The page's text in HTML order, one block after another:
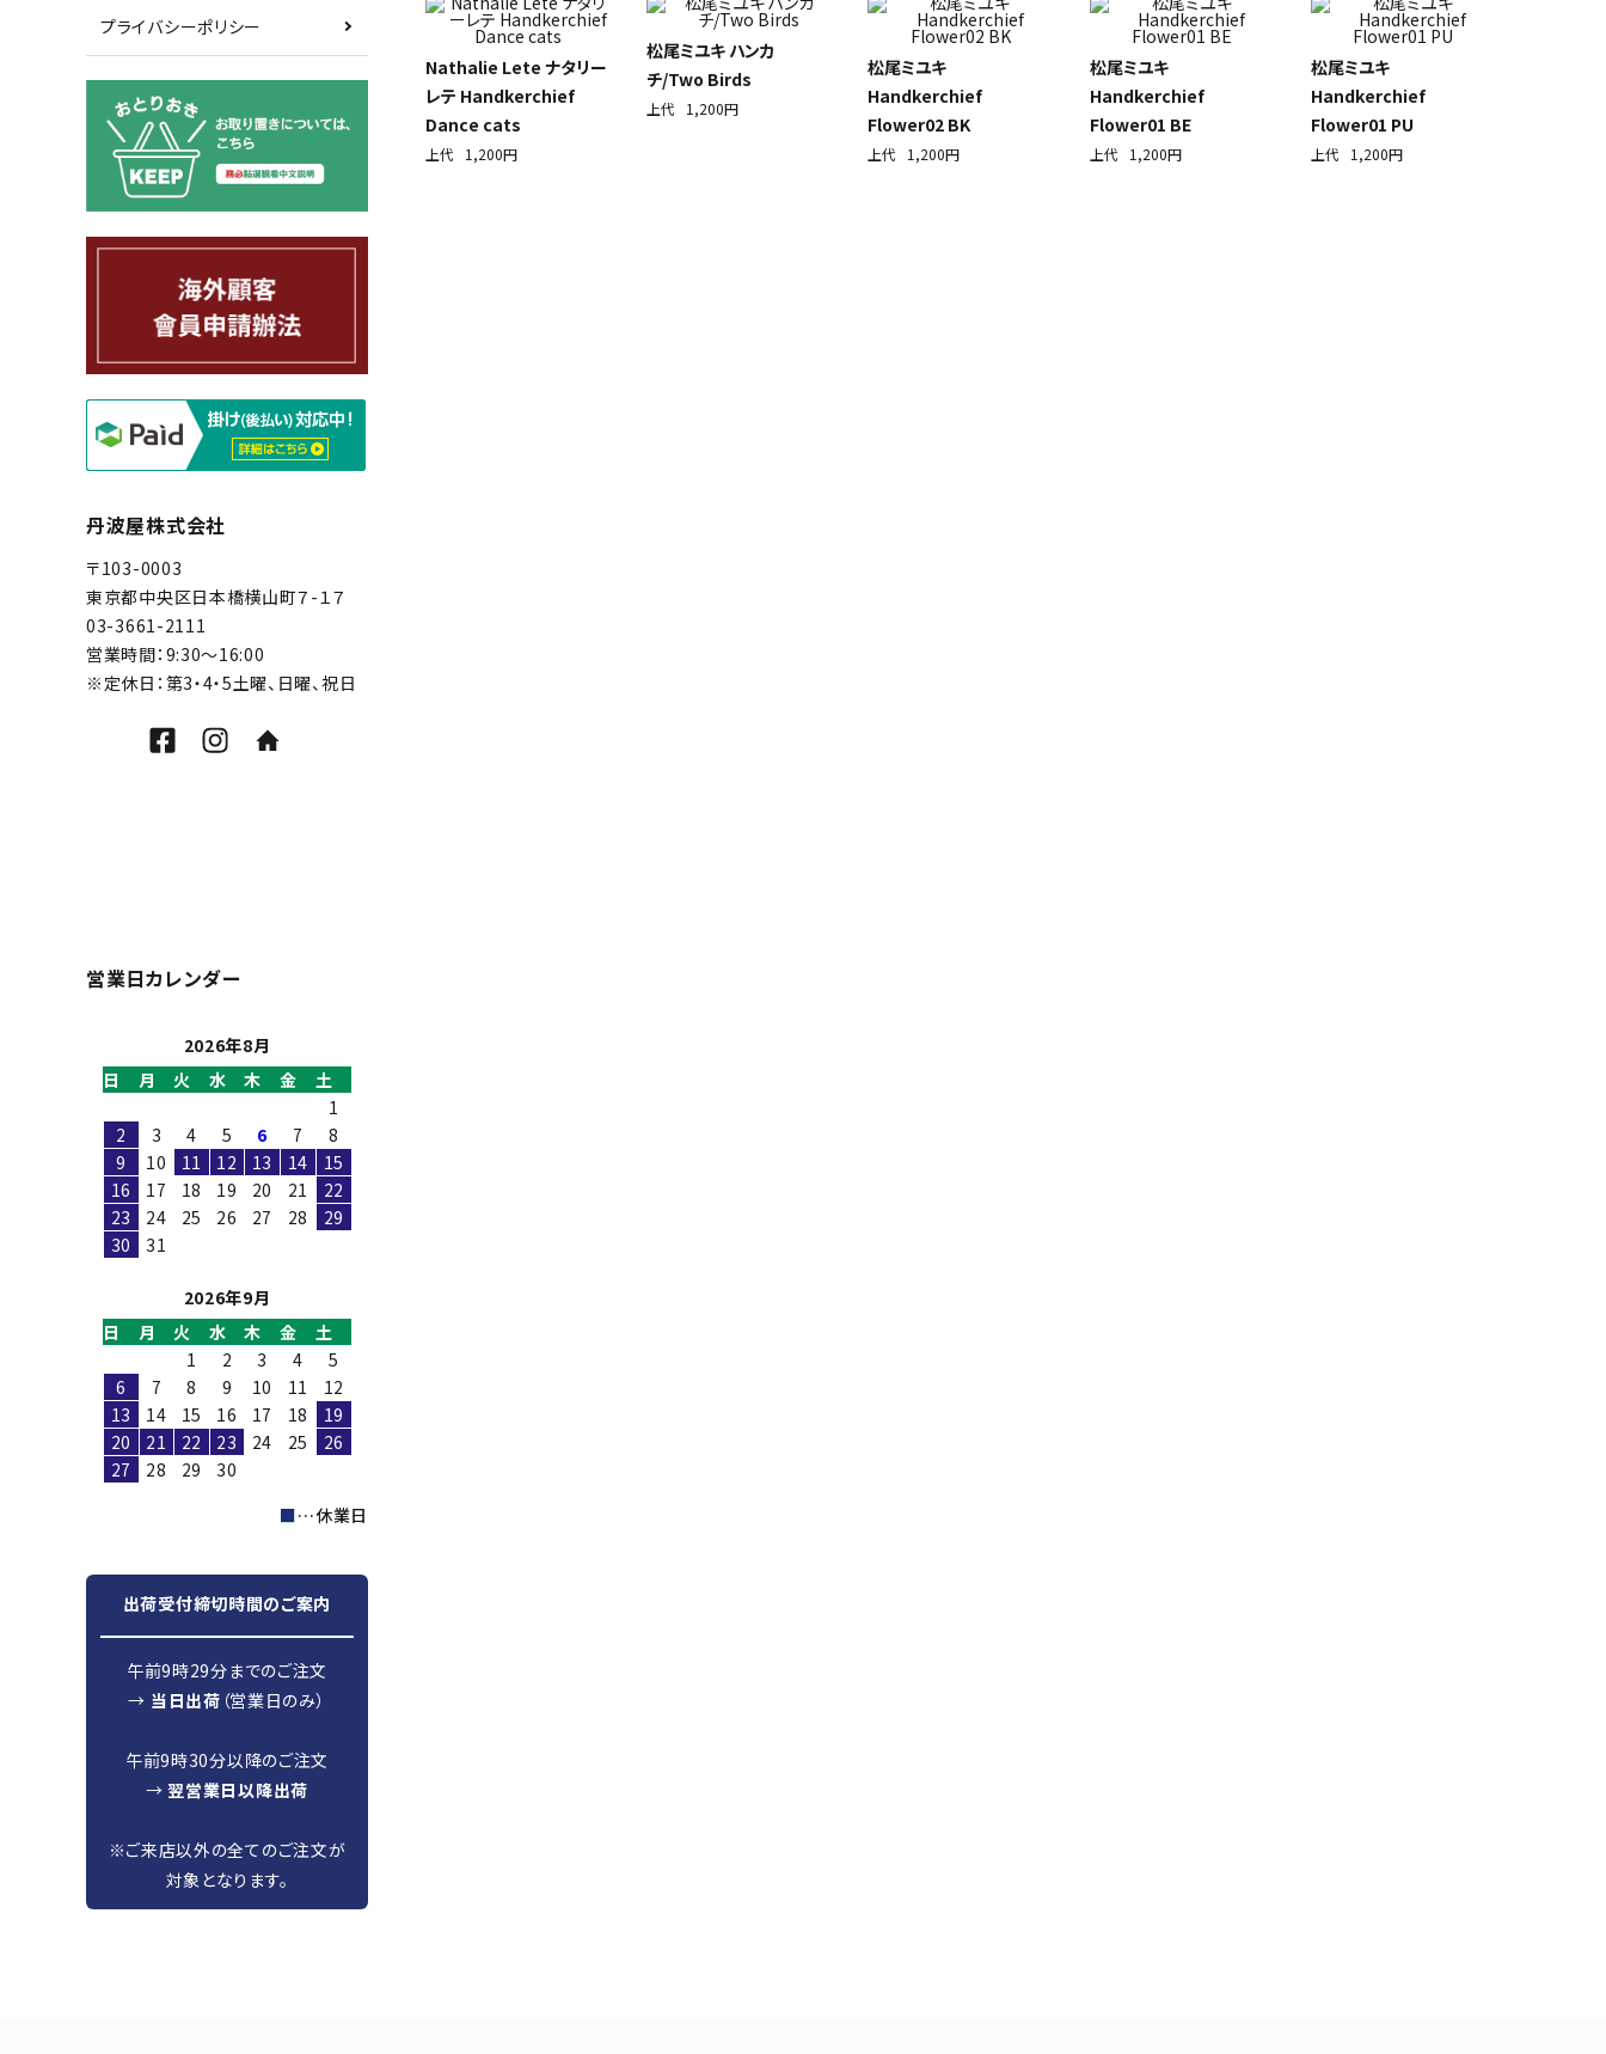
Nathalie Lete ナタリー
レテ Handkerchief
Dance cats
上代 1,200円
松尾ミユキ ハンカ
チ/Two Birds
上代 1,200円
松尾ミユキ
Handkerchief
Flower02 BK
上代 1,200円
松尾ミユキ
Handkerchief
Flower01 BE
上代 1,200円
松尾ミユキ
Handkerchief
Flower01 PU
上代 1,200円
プライバシーポリシー
丹波屋株式会社
〒103-0003
東京都中央区日本橋横山町７-１７
03-3661-2111
営業時間：9:30～16:00
※定休日：第3・4・5土曜、日曜、祝日
営業日カレンダー
2026年8月
日
月 火 水 木 金
土
1
2
3 4 5 6 7
8
9
10 11 12 13 14
15
16
17 18 19 20 21
22
23
24 25 26 27 28
29
30
31
2026年9月
日
月 火 水 木 金
土
1
2 3 4
5
6
7 8 9 10 11
12
13
14 15 16 17 18
19
20
21 22 23 24 25
26
27
28 29
30
■…休業日
出荷受付締切時間のご案内
午前9時29分までのご注文
→ 当日出荷 （営業日のみ）
午前9時30分以降のご注文
→翌営業日以降出荷
※ご来店以外の全てのご注文が
対象となります。